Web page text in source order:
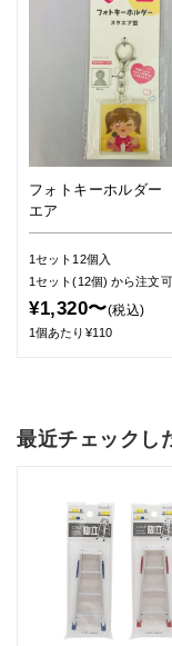
フォトキーホルダ
エア
1セット12個入
1セット(12個)から注文
¥1,320〜(税込)
1個あたり¥110
最近チェックし